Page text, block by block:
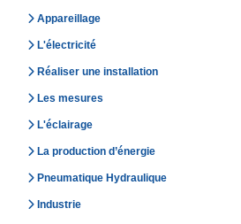
Appareillage
L'électricité
Réaliser une installation
Les mesures
L'éclairage
La production d’énergie
Pneumatique Hydraulique
Industrie